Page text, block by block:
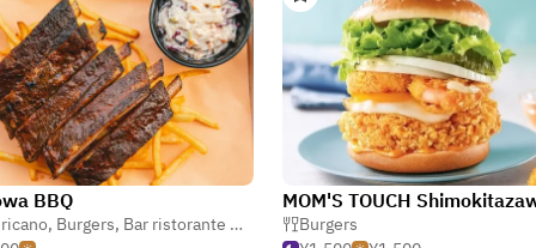
BBQ
, Burgers, Bar ristorante & gastronomia
MOM'S TOUCH
Burgers